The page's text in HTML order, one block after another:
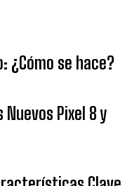
¿Cómo se hace?
Pixel 8 y